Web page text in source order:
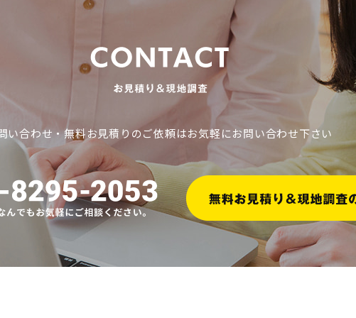
い合わせ・無料お見積りのご依頼はお気軽にお問い合わせ下さい